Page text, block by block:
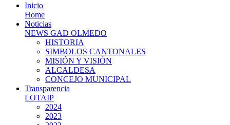
Inicio
Home
Noticias
NEWS GAD OLMEDO
HISTORIA
SIMBOLOS CANTONALES
MISIÓN Y VISIÓN
ALCALDESA
CONCEJO MUNICIPAL
Transparencia
LOTAIP
2024
2023